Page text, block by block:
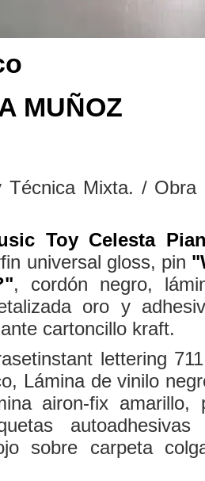
MUÑOZ
Técnica Mixta. /
Toy Celesta
universal gloss, pin
, cordón negro,
oro y
cartoncillo kraft.
lettering
Lámina de vinilo
airon-fix amarillo,
sobre carpeta